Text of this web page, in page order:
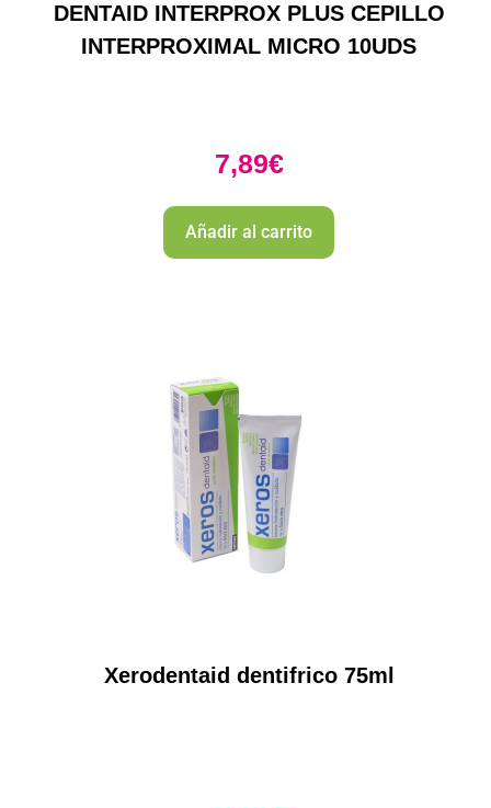
DENTAID INTERPROX PLUS CEPILLO
INTERPROXIMAL MICRO 10UDS
7,89€
Añadir al carrito
Xerodentaid dentifrico 75ml